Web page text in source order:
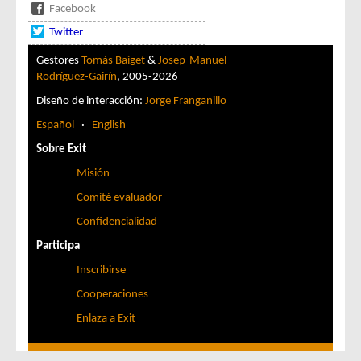
Facebook
Twitter
Gestores Tomàs Baiget & Josep-Manuel
Rodríguez-Gairín, 2005-2026
Diseño de interacción: Jorge Franganillo
Español · English
Sobre Exit
Misión
Comité evaluador
Confidencialidad
Participa
Inscribirse
Cooperaciones
Enlaza a Exit